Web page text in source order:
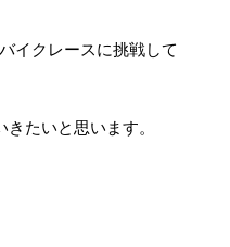
イクレースに挑戦して
たいと思います。